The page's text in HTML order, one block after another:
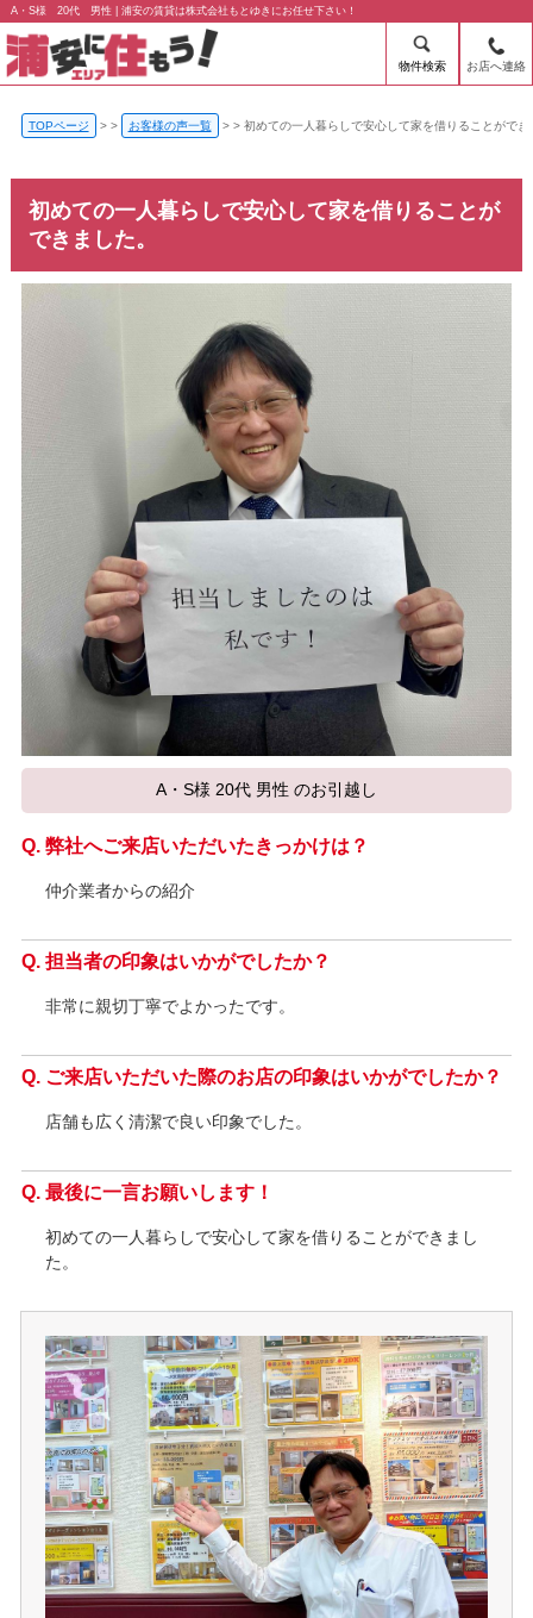
A・S様 20代 男性 | 浦安の賃貸は株式会社もとゆきにお任せ下さい！
物件検索 お店へ連絡
TOPページ > お客様の声一覧 > 初めての一人暮らしで安心して家を借りることができ
初めての一人暮らしで安心して家を借りることが
できました。
A・S様 20代 男性 のお引越し
弊社へご来店いただいたきっかけは？
仲介業者からの紹介
担当者の印象はいかがでしたか？
非常に親切丁寧でよかったです。
ご来店いただいた際のお店の印象はいかがでしたか？
店舗も広く清潔で良い印象でした。
最後に一言お願いします！
初めての一人暮らしで安心して家を借りることができまし
た。